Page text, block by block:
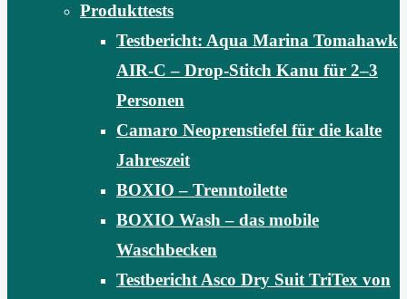
Produkttests
Testbericht: Aqua Marina Tomahawk
AIR-C – Drop-Stitch Kanu für 2–3
Personen
Camaro Neoprenstiefel für die kalte
Jahreszeit
BOXIO – Trenntoilette
BOXIO Wash – das mobile
Waschbecken
Testbericht Asco Dry Suit TriTex von